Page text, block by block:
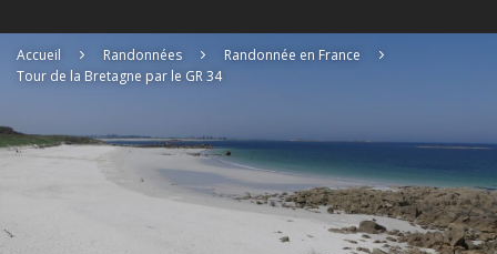
Accueil Randonnées
Randonnée en France
Tour de la Bretagne par le GR 34